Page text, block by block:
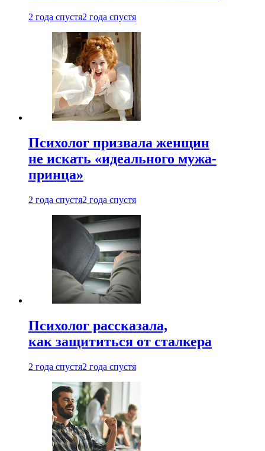
2 года спустя2 года спустя
Психолог призвала женщин
не искать «идеального мужа-
принца»
2 года спустя2 года спустя
Психолог рассказала,
как защититься от сталкера
2 года спустя2 года спустя